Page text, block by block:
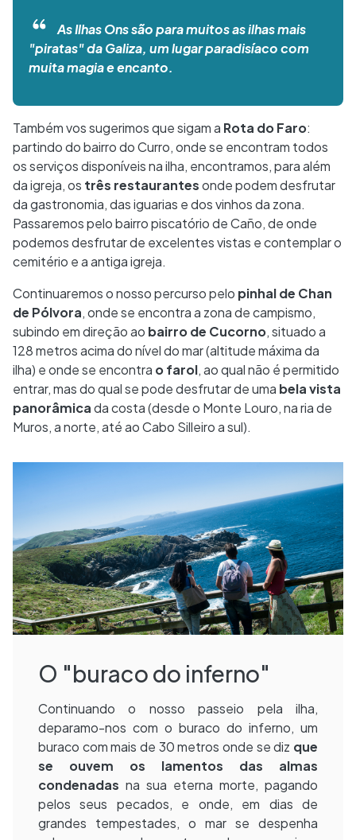
As Ilhas Ons são para muitos as ilhas mais
"piratas" da Galiza, um lugar paradisíaco com
muita magia e encanto.
Também vos sugerimos que sigam a Rota do Faro:
partindo do bairro do Curro, onde se encontram todos
os serviços disponíveis na ilha, encontramos, para além
da igreja, os três restaurantesonde podem desfrutar
da gastronomia, das iguarias e dos vinhos da zona.
Passaremos pelo bairro piscatório de Caño, de onde
podemos desfrutar de excelentes vistas e contemplar o
cemitério e a antiga igreja.
Continuaremos o nosso percurso pelo pinhal de Chan
de Pólvora, onde se encontra a zona de campismo,
subindo em direção ao bairro de Cucorno, situado a
128 metros acima do nível do mar (altitude máxima da
ilha) e onde se encontra o farol, ao qual não é permitido
entrar, mas do qual se pode desfrutar de uma bela vista
panorâmicada costa (desde o Monte Louro, na ria de
Muros, a norte, até ao Cabo Silleiro a sul).
O "buraco do inferno"
Continuando o nosso passeio pela ilha,
deparamo-nos com o buraco do inferno, um
buraco com mais de 30 metros onde se diz que
se ouvem os lamentos das almas
condenadas na sua eterna morte, pagando
pelos seus pecados, e onde, em dias de
grandes tempestades, o mar se despenha